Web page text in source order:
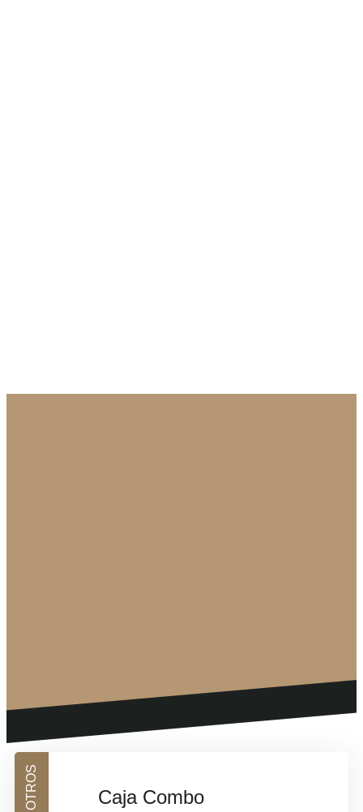
OTROS Caja Combo